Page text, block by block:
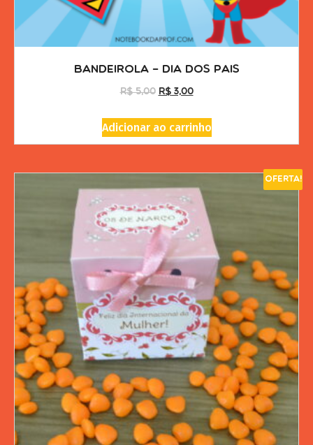
Bandeirola – Dia dos Pais
R$5,00 R$3,00
Adicionar ao carrinho
Oferta!